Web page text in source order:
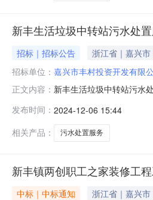
新丰生活垃圾中转站污水处
招标｜招标公告 浙江省｜嘉兴市
招标单位： 嘉兴市丰村投资开发有限
正文内容： 新丰生活垃圾中转站污水
垃圾中转站污水处置服务
水处置服务项目，主要
发布时间： 2024-12-06 15:44
相关产品：
污水处置服务
新丰镇两创职工之家装修工
中标｜中标通知 浙江省｜嘉兴市